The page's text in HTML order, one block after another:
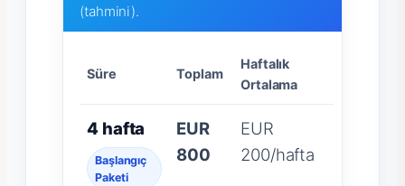
(tahmini).
Süre Toplam
Haftalık
Ortalama
4 hafta
Başlangıç
Paketi
EUR
800
EUR
200/hafta